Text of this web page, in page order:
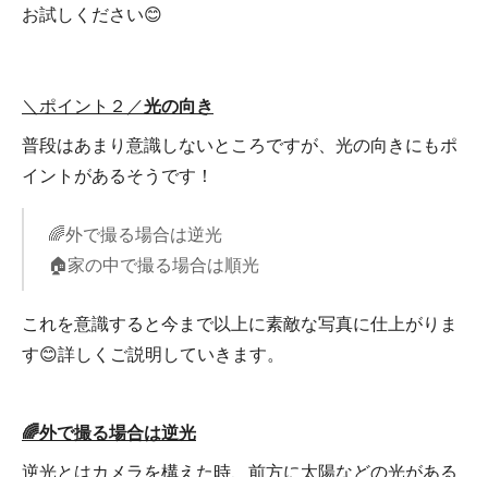
お試しください😊
＼ポイント２／光の向き
普段はあまり意識しないところですが、光の向きにもポ
イントがあるそうです！
🌈外で撮る場合は逆光
🏠家の中で撮る場合は順光
これを意識すると今まで以上に素敵な写真に仕上がりま
す😊詳しくご説明していきます。
🌈外で撮る場合は逆光
逆光とはカメラを構えた時、前方に太陽などの光がある